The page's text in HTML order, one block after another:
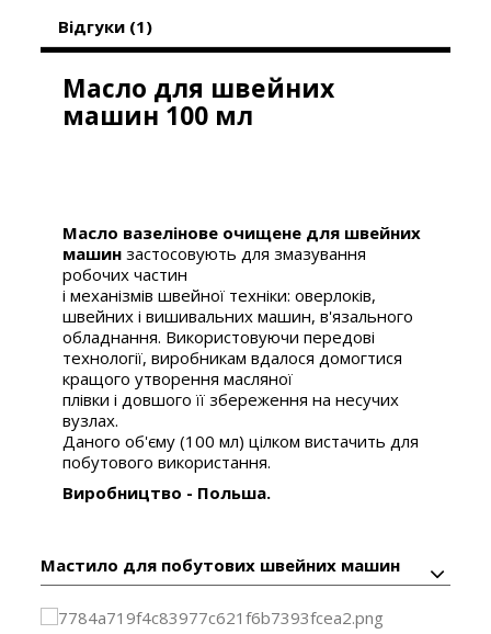
Відгуки (1)
Масло для швейних
машин 100 мл
Масло вазелінове очищене для швейних
машинзастосовують для змазування
робочих частин
і механізмів швейної техніки: оверлоків,
швейних і вишивальних машин, в'язального
обладнання. Використовуючи передові
технології, виробникам вдалося домогтися
кращого утворення масляної
плівки і довшого її збереження на несучих
вузлах.
Даного об'єму (100 мл) цілком вистачить для
побутового використання.
Виробництво - Польша.
Мастило для побутових швейних машин